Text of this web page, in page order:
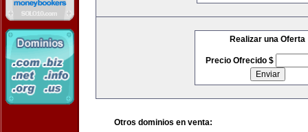
Realizar una Oferta
Precio Ofrecido $
Otros dominios en venta: